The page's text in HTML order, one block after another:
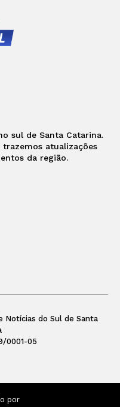
sul de Santa Catarina.
atualizações
da região.
do Sul de Santa
0001-05
por